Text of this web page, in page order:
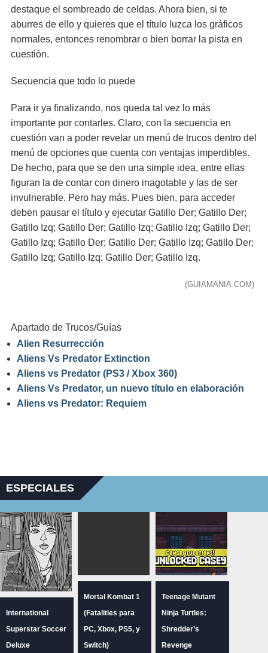
destaque el sombreado de celdas. Ahora bien, si te
aburres de ello y quieres que el título luzca los gráficos
normales, entonces renombrar o bien borrar la pista en
cuestión.
Secuencia que todo lo puede
Para ir ya finalizando, nos queda tal vez lo más
importante por contarles. Claro, con la secuencia en
cuestión van a poder revelar un menú de trucos dentro del
menú de opciones que cuenta con ventajas imperdibles.
De hecho, para que se den una simple idea, entre ellas
figuran la de contar con dinero inagotable y las de ser
invulnerable. Pero hay más. Pues bien, para acceder
deben pausar el título y ejecutar Gatillo Der; Gatillo Der;
Gatillo Izq; Gatillo Der; Gatillo Izq; Gatillo Izq; Gatillo Der;
Gatillo Izq; Gatillo Der; Gatillo Der; Gatillo Izq; Gatillo Der;
Gatillo Izq; Gatillo Izq; Gatillo Der; Gatillo Izq.
(GUIAMANIA.COM)
Apartado de Trucos/Guías
Alien Resurrección
Aliens Vs Predator Extinction
Aliens vs Predator (PS3 / Xbox 360)
Aliens Vs Predator, un nuevo título en elaboración
Aliens vs Predator: Requiem
ESPECIALES
International
Superstar Soccer
Deluxe
Mortal Kombat 1
(Fatalities para
PC, Xbox, PS5, y
Switch)
Teenage Mutant
Ninja Turtles:
Shredder’s
Revenge